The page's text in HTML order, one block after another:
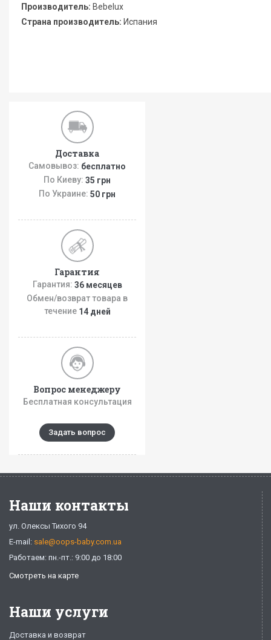
Производитель: Bebelux
Страна производитель: Испания
Доставка
Самовывоз: бесплатно
По Киеву: 35 грн
По Украине: 50 грн
Гарантия
Гарантия: 36 месяцев
Обмен/возврат товара в
течение 14 дней
Вопрос менеджеру
Бесплатная консультация
Задать вопрос
Наши контакты
ул. Олексы Тихого 94
E-mail: sale@oops-baby.com.ua
Работаем: пн.-пт.: 9:00 до 18:00
Смотреть на карте
Наши услуги
Доставка и возврат